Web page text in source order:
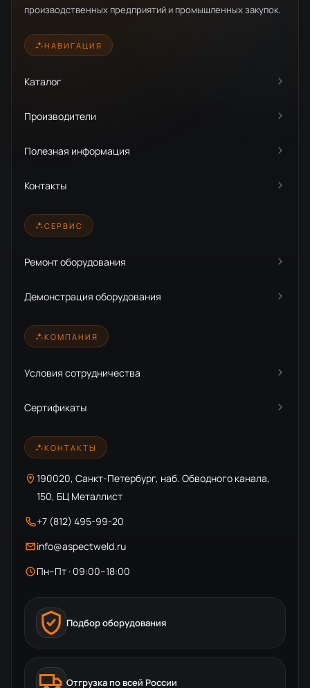
производственных предприятий и промышленных закупок.
НАВИГАЦИЯ
Каталог
Производители
Полезная информация
Контакты
СЕРВИС
Ремонт оборудования
Демонстрация оборудования
КОМПАНИЯ
Условия сотрудничества
Сертификаты
КОНТАКТЫ
190020, Санкт-Петербург, наб. Обводного канала,
150, БЦ Металлист
+7 (812) 495-99-20
info@aspectweld.ru
Пн–Пт · 09:00–18:00
Подбор оборудования
Отгрузка по всей России